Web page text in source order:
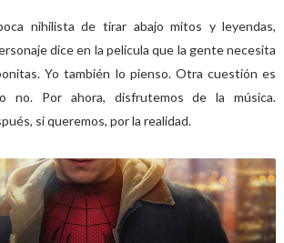
nihilista de tirar abajo mitos y leyendas,
dice en la película que la gente necesita
Yo también lo pienso. Otra cuestión es
no. Por ahora, disfrutemos de la música.
si queremos, por la realidad.